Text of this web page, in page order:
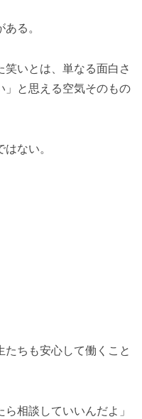
る。
いとは、単なる面白さ
」と思える空気そのもの
ない。
ちも安心して働くこと
相談していいんだよ」